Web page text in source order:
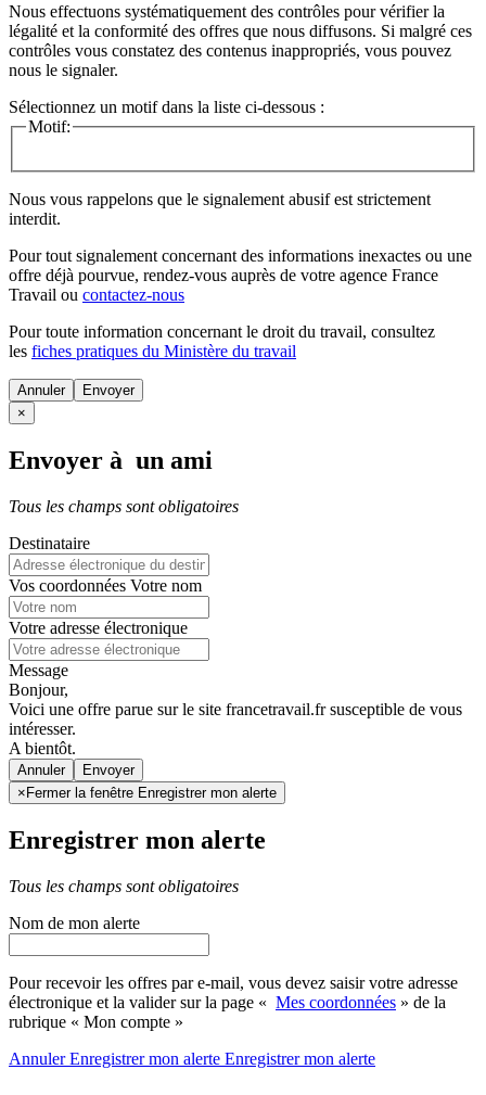
Nous effectuons systématiquement des contrôles pour vérifier la
légalité et la conformité des offres que nous diffusons. Si malgré ces
contrôles vous constatez des contenus inappropriés, vous pouvez
nous le signaler.
Sélectionnez un motif dans la liste ci-dessous :
Motif:
Nous vous rappelons que le signalement abusif est strictement
interdit.
Pour tout signalement concernant des informations inexactes ou une
offre déjà pourvue, rendez-vous auprès de votre agence France
Travail ou contactez-nous
Pour toute information concernant le droit du travail, consultez
les fiches pratiques du Ministère du travail
Annuler
×
Envoyer à un ami
Tous les champs sont obligatoires
Destinataire
Vos coordonnées Votre nom
Votre adresse électronique
Message
Bonjour,
Voici une offre parue sur le site francetravail.fr susceptible de vous
intéresser.
A bientôt.
Annuler
× Fermer la fenêtre Enregistrer mon alerte
Enregistrer mon alerte
Tous les champs sont obligatoires
Nom de mon alerte
Pour recevoir les offres par e-mail, vous devez saisir votre adresse
électronique et la valider sur la page « Mes coordonnées » de la
rubrique « Mon compte »
AnnulerEnregistrer mon alerte Enregistrermon alerte